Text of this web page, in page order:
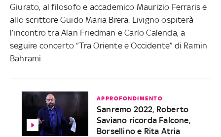
Giurato, al filosofo e accademico Maurizio Ferraris e
allo scrittore Guido Maria Brera. Livigno ospiterà
l’incontro tra Alan Friedman e Carlo Calenda, a
seguire concerto “Tra Oriente e Occidente” di Ramin
Bahrami.
APPROFONDIMENTO
Sanremo 2022, Roberto
Saviano ricorda Falcone,
Borsellino e Rita Atria